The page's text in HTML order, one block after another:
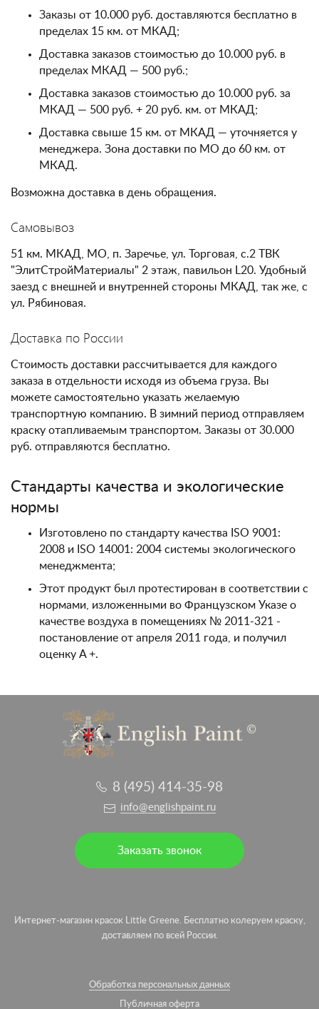
Заказы от 10.000 руб. доставляются бесплатно в
пределах 15 км. от МКАД;
Доставка заказов стоимостью до 10.000 руб. в
пределах МКАД — 500 руб.;
Доставка заказов стоимостью до 10.000 руб. за
МКАД — 500 руб. + 20 руб. км. от МКАД;
Доставка свыше 15 км. от МКАД — уточняется у
менеджера. Зона доставки по МО до 60 км. от
МКАД.
Возможна доставка в день обращения.
Самовывоз
51 км. МКАД, МО, п. Заречье, ул. Торговая, с.2 ТВК
"ЭлитСтройМатериалы" 2 этаж, павильон L20. Удобный
заезд с внешней и внутренней стороны МКАД, так же, с
ул. Рябиновая.
Доставка по России
Стоимость доставки рассчитывается для каждого
заказа в отдельности исходя из объема груза. Вы
можете самостоятельно указать желаемую
транспортную компанию. В зимний период отправляем
краску отапливаемым транспортом. Заказы от 30.000
руб. отправляются бесплатно.
Стандарты качества и экологические
нормы
Изготовлено по стандарту качества ISO 9001:
2008 и ISO 14001: 2004 системы экологического
менеджмента;
Этот продукт был протестирован в соответствии с
нормами, изложенными во Французском Указе о
качестве воздуха в помещениях № 2011-321 -
постановление от апреля 2011 года, и получил
оценку A +.
8 (495) 414-35-98
info@englishpaint.ru
Заказать звонок
Интернет-магазин красок Little Greene. Бесплатно колеруем краску,
доставляем по всей России.
Обработка персональных данных
Публичная оферта